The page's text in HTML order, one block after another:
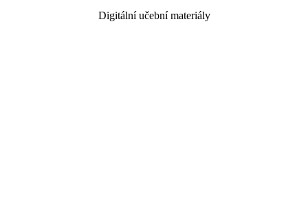
Digitální učební materiály